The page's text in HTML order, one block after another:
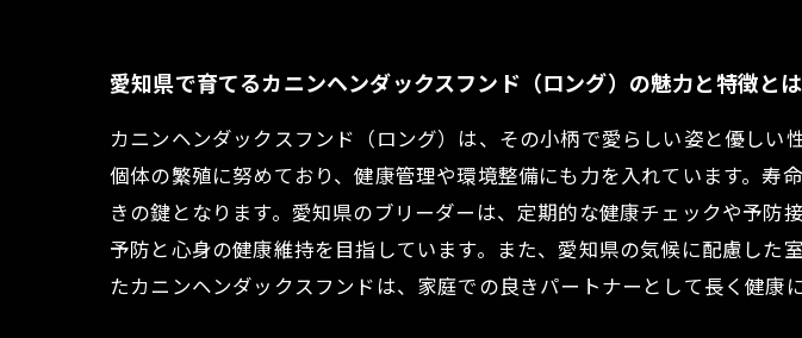
愛知県で育てるカニンヘンダックスフンド（ロング）の魅力と特徴と
カニンヘンダックスフンド（ロング）は、その小柄で愛らしい姿と優し
個体の繁殖に努めており、健康管理や環境整備にも力を入れています。
きの鍵となります。愛知県のブリーダーは、定期的な健康チェックや予
予防と心身の健康維持を目指しています。また、愛知県の気候に配慮し
たカニンヘンダックスフンドは、家庭での良きパートナーとして長く健康